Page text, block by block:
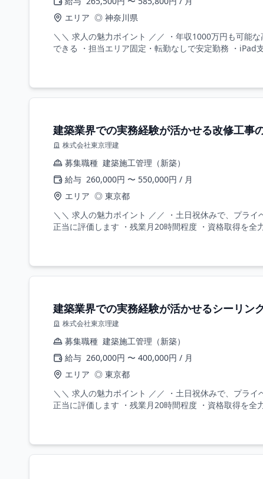
エリア ◎ 神奈川県
＼＼ 求人の魅力ポイント ／／ ・年収1000万円も可能
できる ・担当エリア固定・転勤なしで安定勤務 ・iPad
建築業界での実務経験が活かせる改修工事
株式会社東京理建
募集職種 建築施工管理（新築）
給与 260,000円 〜 550,000円 / 月
エリア ◎ 東京都
＼＼ 求人の魅力ポイント ／／ ・土日祝休みで、プラ
正当に評価します ・残業月20時間程度 ・資格取得を
建築業界での実務経験が活かせるシーリン
株式会社東京理建
募集職種 建築施工管理（新築）
給与 260,000円 〜 400,000円 / 月
エリア ◎ 東京都
＼＼ 求人の魅力ポイント ／／ ・土日祝休みで、プラ
正当に評価します ・残業月20時間程度 ・資格取得を